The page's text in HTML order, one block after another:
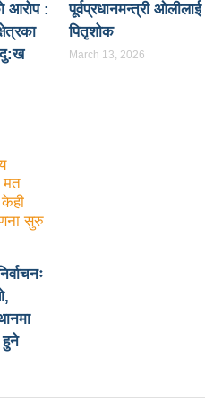
नेपाल अभौतिक सांस्कृतिक
बजेट फेसबुकमा हुँदैन, रातो
इमान्दारिताका साथ जनताकाे सेवा
सूचना प्रविधिका क्षेत्रमा लगानी
जनकलाकार श्रेष्ठ साँस्कृतिक
पर्यटन क्षेत्रको विकासका लागि
आरोप :
दु:ख
पूर्वप्रधानमन्त्री ओलीलाई
पितृशोक
March 13, 2026
हुने